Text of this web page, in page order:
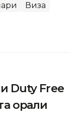
Виза
Duty Free
орқали